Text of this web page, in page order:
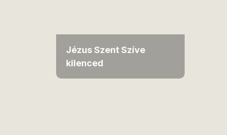
Jézus Szent Szíve
kilenced